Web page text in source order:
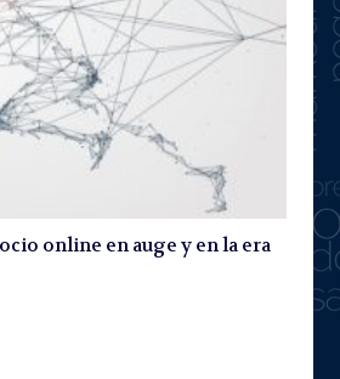
online en auge y en la era